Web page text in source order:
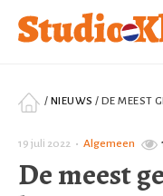
/ NIEUWS / DE MEEST
19 juli 2022 • Algemeen
De meest